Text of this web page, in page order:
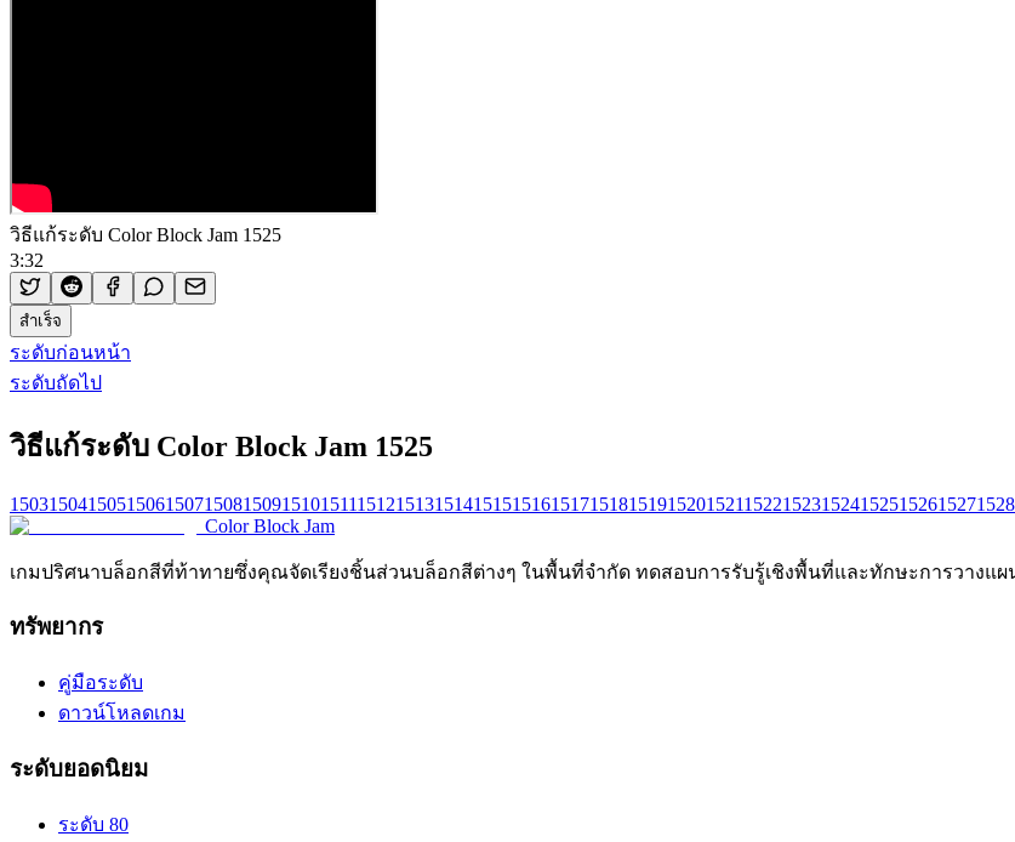
วิธีแก้ระดับ Color Block Jam 1525
3:32
สำเร็จ
ระดับก่อนหน้า
ระดับถัดไป
วิธีแก้ระดับ Color Block Jam 1525
15031504150515061507150815091510151115121513151415151516151715181519152015211522152315241525152615271528
Color Block Jam
เกมปริศนาบล็อกสีที่ท้าทายซึ่งคุณจัดเรียงชิ้นส่วนบล็อกสีต่างๆ ในพื้นที่จำกัด ทดสอบการรับรู้เชิงพื้นที่และทักษะการวางแผ
ทรัพยากร
คู่มือระดับ
ดาวน์โหลดเกม
ระดับยอดนิยม
ระดับ 80